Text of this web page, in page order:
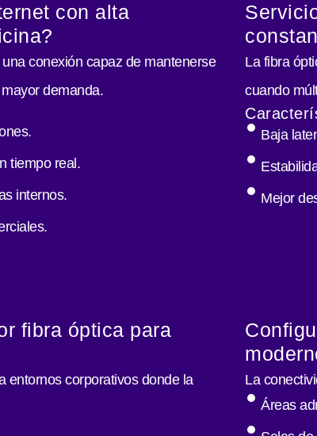
con alta
conexión capaz de mantenerse
demanda.
tiempo real.
internos.
La fibra
cuando
Baja
Mejor
fibra óptica para
entornos corporativos donde la
La
Áreas